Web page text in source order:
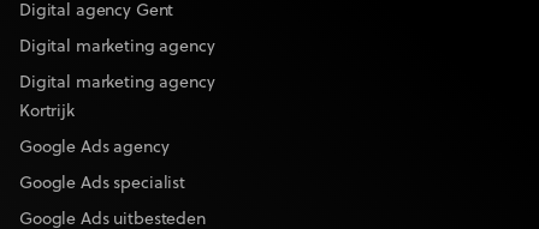
Digital agency Gent
Digital marketing agency
Digital marketing agency
Kortrijk
Google Ads agency
Google Ads specialist
Google Ads uitbesteden